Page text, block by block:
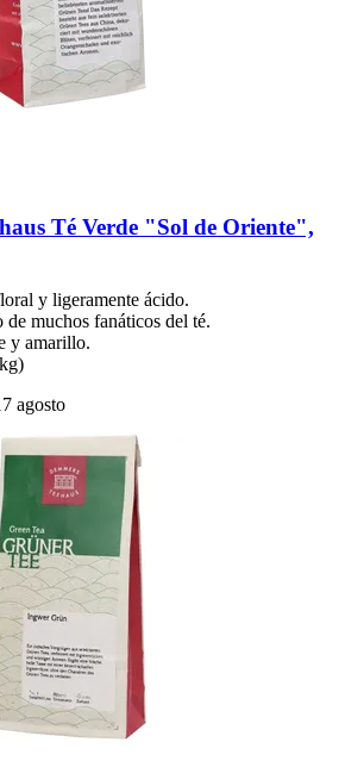
Té Verde "Sol de Oriente",
y ligeramente ácido.
muchos fanáticos del té.
y amarillo.
agosto